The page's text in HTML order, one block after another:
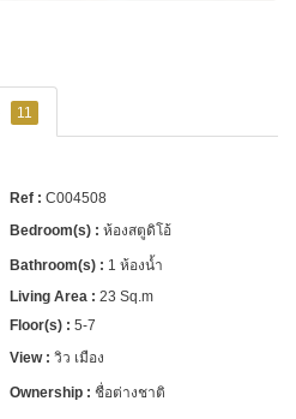
11
C004508
ห้องสตูดิโอ้
1 ห้องน้ำ
23 Sq.m
5-7
วิว เมือง
ชื่อต่างชาติ